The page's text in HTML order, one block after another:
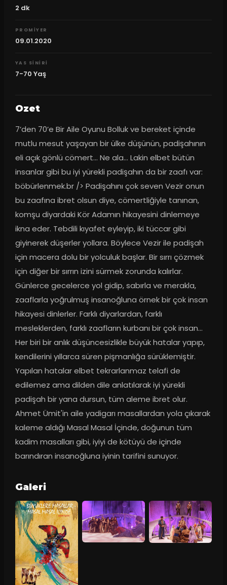
2 dk
PROMIYER
09.01.2020
YAS SINIRI
7-70 Yaş
Ozet
7’den 70’e Bir Aile Oyunu Bolluk ve bereket içinde
mutlu mesut yaşayan bir ülke düşünün, padişahının
eli açık gönlü cömert... Ne ala... Lakin elbet bütün
insanlar gibi bu iyi yürekli padişahın da bir zaafı var:
böbürlenmek.br /> Padişahını çok seven Vezir onun
bu zaafına ibret olsun diye, cömertliğiyle tanınan,
komşu diyardaki Kör Adamın hikayesini dinlemeye
ikna eder. Tebdili kıyafet eyleyip, iki tüccar gibi
giyinerek düşerler yollara. Böylece Vezir ile padişah
için macera dolu bir yolculuk başlar. Bir sırrı çözmek
için diğer bir sırrın izini sürmek zorunda kalırlar.
Günlerce gecelerce yol gidip, sabırla ve merakla,
zaaflarla yoğrulmuş insanoğluna örnek bir çok insan
hikayesi dinlerler. Farklı diyarlardan, farklı
mesleklerden, farklı zaafların kurbanı bir çok insan...
Her biri bir anlık düşüncesizlikle büyük hatalar yapıp,
kendilerini yıllarca süren pişmanlığa sürüklemiştir.
Yapılan hatalar elbet tekrarlanmaz telafi de
edilemez ama dilden dile anlatılarak iyi yürekli
padişah bir yana dursun, tüm aleme ibret olur.
Ahmet Ümit'in aile yadigarı masallardan yola çıkarak
kaleme aldığı Masal Masal İçinde, doğunun tüm
kadim masalları gibi, iyiyi de kötüyü de içinde
barındıran insanoğluna iyinin tarifini sunuyor.
Galeri